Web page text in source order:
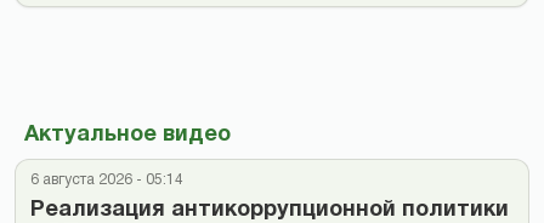
Актуальное видео
6 августа 2026 - 05:14
Реализация антикоррупционной политики